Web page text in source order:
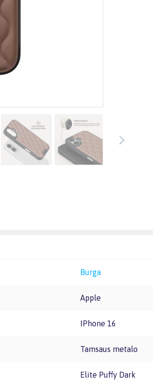
Burga
Apple
iPhone 16
Tamsaus metalo
Elite Puffy Dark